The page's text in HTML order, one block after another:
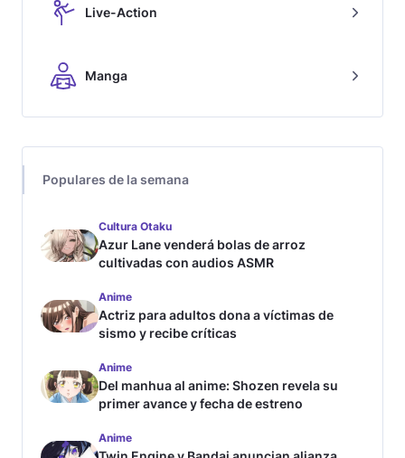
Live-Action
Manga
Populares de la semana
Cultura Otaku
Azur Lane venderá bolas de arroz
cultivadas con audios ASMR
Anime
Actriz para adultos dona a víctimas de
sismo y recibe críticas
Anime
Del manhua al anime: Shozen revela su
primer avance y fecha de estreno
Anime